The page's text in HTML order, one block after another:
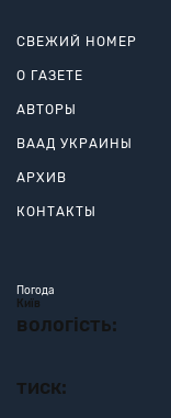
СВЕЖИЙ НОМЕР
О ГАЗЕТЕ
АВТОРЫ
ВААД УКРАИНЫ
АРХИВ
КОНТАКТЫ
Погода
Київ
вологість:
тиск: